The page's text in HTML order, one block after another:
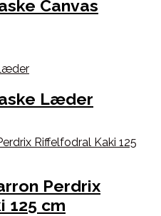
Canvas
Læder
Perdrix
125 cm